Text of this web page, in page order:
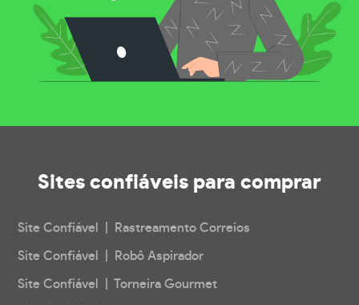
Sites confiáveis para comprar
Site Confiável | Rastreamento Correios
Site Confiável | Robô Aspirador
Site Confiável | Torneira Gourmet